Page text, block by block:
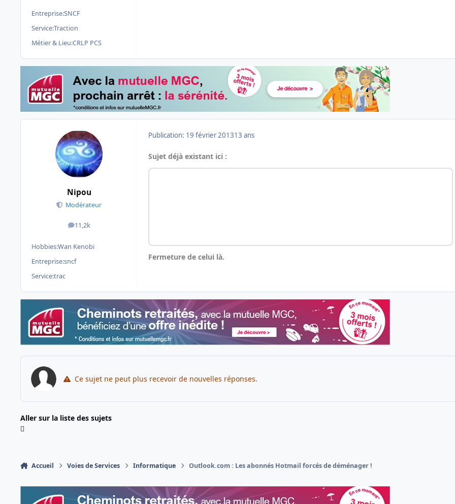
Entreprise:SNCF
Service:Traction
Métier & Lieu:CRLP PCS
Nipou
Modérateur
11,2k
messages
Hobbies:Wan Kenobi
Entreprise:sncf
Service:trac
Publication: 19 février 201313 ans
Sujet déjà existant ici :
Fermeture de celui là.
Ce sujet ne peut plus recevoir de nouvelles réponses.
Aller sur la liste des sujets
Accueil Voies de Services Informatique Outlook.com : Les abonnés Hotmail forcés de déménager !